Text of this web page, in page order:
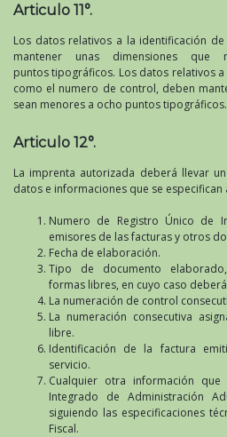
Articulo 11°.
Los datos relativos a la identificación
mantener unas dimensiones
puntos tipográficos. Los datos relativos
como el numero de control, deben
sean menores a ocho puntos tipográficos.
Articulo 12°.
La imprenta autorizada deberá llevar
datos e informaciones que se especifican
Numero de Registro Único de
emisores de las facturas y otros
Fecha de elaboración.
Tipo de documento
formas libres, en cuyo caso
La numeración de control
La numeración consecutiva
libre.
Identificación de la factura
servicio.
Cualquier otra información que
Integrado de Administración
siguiendo las especificaciones
Fiscal.